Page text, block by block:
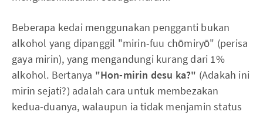
Beberapa kedai menggunakan pengganti bukan
alkohol yang dipanggil "mirin-fuu chōmiryō" (perisa
gaya mirin), yang mengandungi kurang dari 1%
alkohol. Bertanya "Hon-mirin desu ka?" (Adakah ini
mirin sejati?) adalah cara untuk membezakan
kedua-duanya, walaupun ia tidak menjamin status